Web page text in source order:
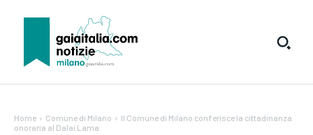
Home Comune di Milano
Il Comune di Milano conferisce la cittadinanza
onoraria al Dalai Lama